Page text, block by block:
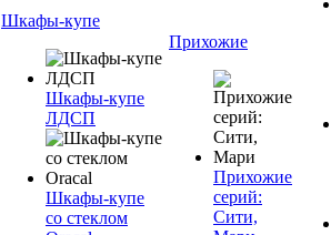
Шкафы-купе
Шкафы-купе
ЛДСП
Шкафы-купе
со стеклом
Прихожие
Прихожие
серий:
Сити,